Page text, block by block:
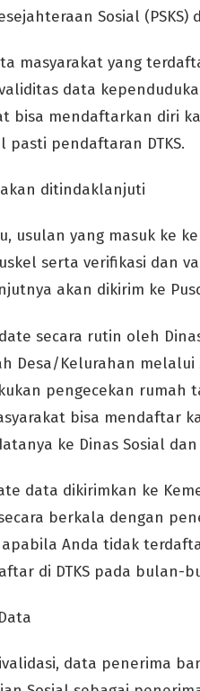
Sosial
masyarakat yang
data
bisa mendaftarkan diri
pasti pendaftaran DTKS.
ditindaklanjuti
usulan yang masuk ke
serta verifikasi dan
akan dikirim ke
secara rutin oleh
Desa/Kelurahan melalui
pengecekan rumah
bisa mendaftar
ke Dinas Sosial dan
data dikirimkan ke
berkala dengan
apabila Anda tidak
di DTKS pada bulan-
data penerima